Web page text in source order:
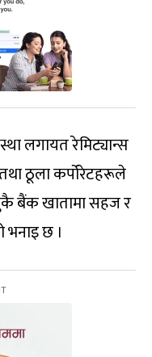
लगायत रेमिट्यान्स
ठूला कर्पोरेटहरूले
बैंक खातामा सहज र
भनाइ छ ।